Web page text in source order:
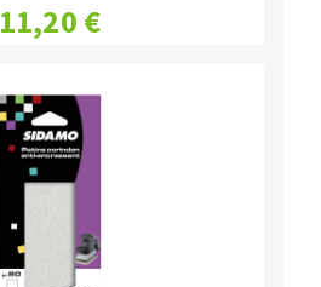
11,20 €